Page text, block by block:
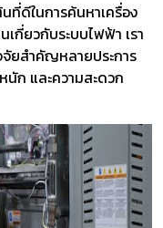
ที่ดีในการค้นหาเครื่อง
กี่ยวกับระบบไฟฟ้า เรา
ยสำคัญหลายประการ
นัก และความสะดวก